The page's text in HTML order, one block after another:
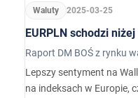
Waluty 2025-03-25
EURPLN schodzi niżej
Raport DM BOŚ z rynku
Lepszy sentyment na
na indeksach w Europie,